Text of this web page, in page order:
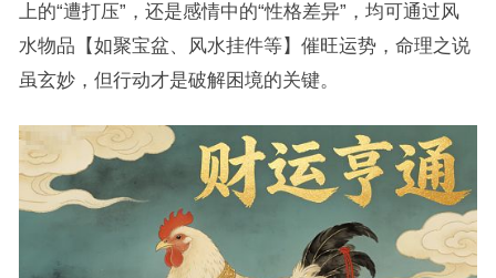
上的“遭打压”，还是感情中的“性格差异”，均可通过风
水物品【如聚宝盆、风水挂件等】催旺运势，命理之说
虽玄妙，但行动才是破解困境的关键。